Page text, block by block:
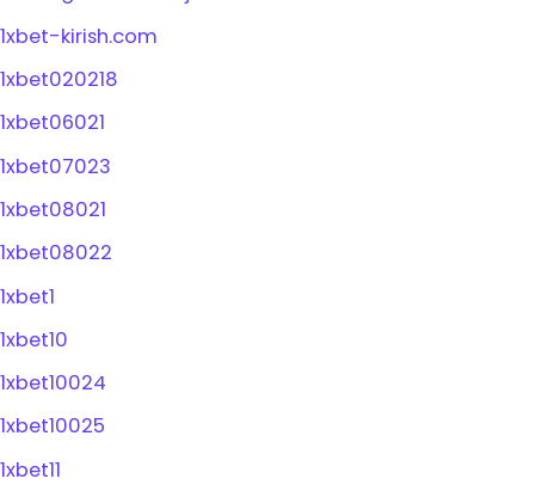
1xbet-kirish.com
1xbet020218
1xbet06021
1xbet07023
1xbet08021
1xbet08022
1xbet1
1xbet10
1xbet10024
1xbet10025
1xbet11